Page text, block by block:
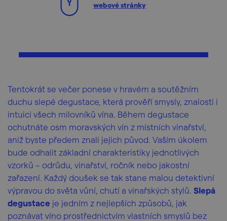
webové stránky
Tentokrát se večer ponese v hravém a soutěžním
duchu slepé degustace, která prověří smysly, znalosti i
intuici všech milovníků vína. Během degustace
ochutnáte osm moravských vín z místních vinařství,
aniž byste předem znali jejich původ. Vaším úkolem
bude odhalit základní charakteristiky jednotlivých
vzorků – odrůdu, vinařství, ročník nebo jakostní
zařazení. Každý doušek se tak stane malou detektivní
výpravou do světa vůní, chutí a vinařských stylů. Slepá
degustace je jedním z nejlepších způsobů, jak
poznávat víno prostřednictvím vlastních smyslů bez